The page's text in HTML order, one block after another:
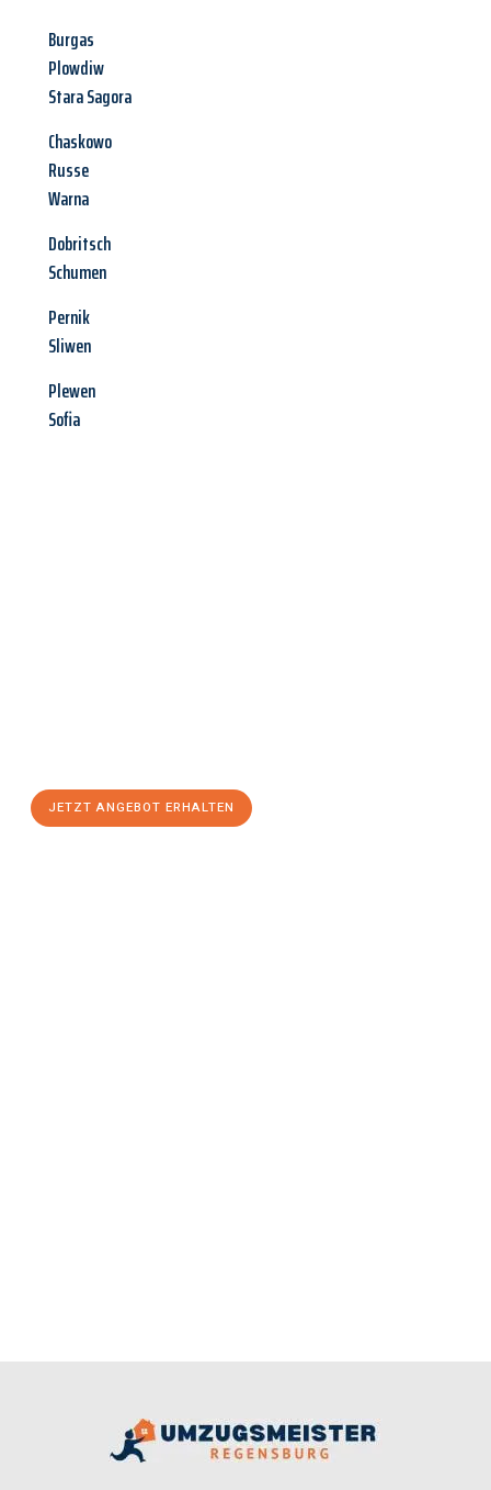
Burgas
Plowdiw
Stara Sagora
Chaskowo
Russe
Warna
Dobritsch
Schumen
Pernik
Sliwen
Plewen
Sofia
JETZT ANGEBOT ERHALTEN